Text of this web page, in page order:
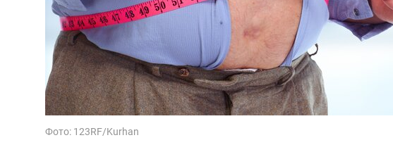
Фото: 123RF/Kurhan